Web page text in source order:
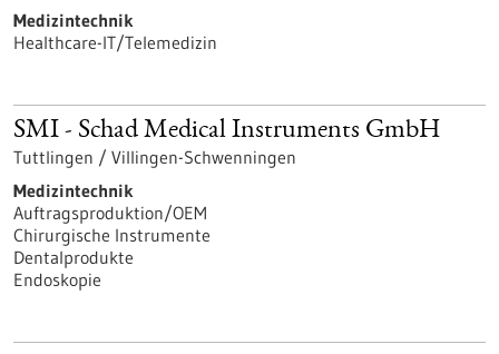
Medizintechnik
Healthcare-IT/Telemedizin
SMI - Schad Medical Instruments GmbH
Tuttlingen / Villingen-Schwenningen
Medizintechnik
Auftragsproduktion/OEM
Chirurgische Instrumente
Dentalprodukte
Endoskopie